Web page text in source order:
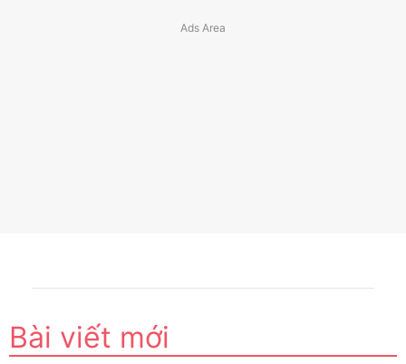
Bài viết mới